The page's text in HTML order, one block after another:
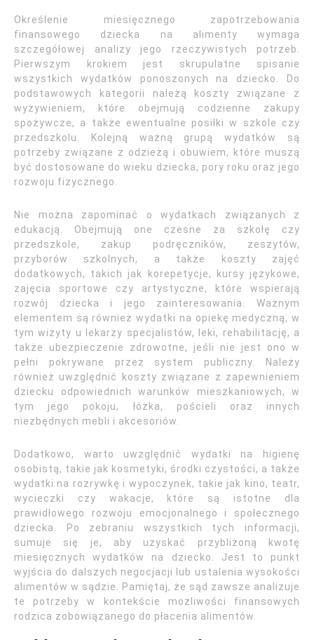
Określenie miesięcznego zapotrzebowania
finansowego dziecka na alimenty wymaga
szczegółowej analizy jego rzeczywistych potrzeb.
Pierwszym krokiem jest skrupulatne spisanie
wszystkich wydatków ponoszonych na dziecko. Do
podstawowych kategorii należą koszty związane z
wyżywieniem, które obejmują codzienne zakupy
spożywcze, a także ewentualne posiłki w szkole czy
przedszkolu. Kolejną ważną grupą wydatków są
potrzeby związane z odzieżą i obuwiem, które muszą
być dostosowane do wieku dziecka, pory roku oraz jego
rozwoju fizycznego.
Nie można zapominać o wydatkach związanych z
edukacją. Obejmują one czesne za szkołę czy
przedszkole, zakup podręczników, zeszytów,
przyborów szkolnych, a także koszty zajęć
dodatkowych, takich jak korepetycje, kursy językowe,
zajęcia sportowe czy artystyczne, które wspierają
rozwój dziecka i jego zainteresowania. Ważnym
elementem są również wydatki na opiekę medyczną, w
tym wizyty u lekarzy specjalistów, leki, rehabilitację, a
także ubezpieczenie zdrowotne, jeśli nie jest ono w
pełni pokrywane przez system publiczny. Należy
również uwzględnić koszty związane z zapewnieniem
dziecku odpowiednich warunków mieszkaniowych, w
tym jego pokoju, łóżka, pościeli oraz innych
niezbędnych mebli i akcesoriów.
Dodatkowo, warto uwzględnić wydatki na higienę
osobistą, takie jak kosmetyki, środki czystości, a także
wydatki na rozrywkę i wypoczynek, takie jak kino, teatr,
wycieczki czy wakacje, które są istotne dla
prawidłowego rozwoju emocjonalnego i społecznego
dziecka. Po zebraniu wszystkich tych informacji,
sumuje się je, aby uzyskać przybliżoną kwotę
miesięcznych wydatków na dziecko. Jest to punkt
wyjścia do dalszych negocjacji lub ustalenia wysokości
alimentów w sądzie. Pamiętaj, że sąd zawsze analizuje
te potrzeby w kontekście możliwości finansowych
rodzica zobowiązanego do płacenia alimentów.